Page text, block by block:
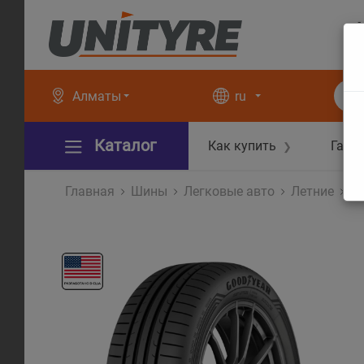
Алматы ru
Каталог Как купить ❯
Главная Шины Легковые авто Летние